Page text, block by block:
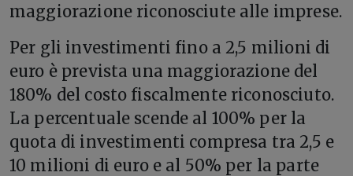
maggiorazione riconosciute alle imprese.
Per gli investimenti fino a 2,5 milioni di
euro è prevista una maggiorazione del
180% del costo fiscalmente riconosciuto.
La percentuale scende al 100% per la
quota di investimenti compresa tra 2,5 e
10 milioni di euro e al 50% per la parte